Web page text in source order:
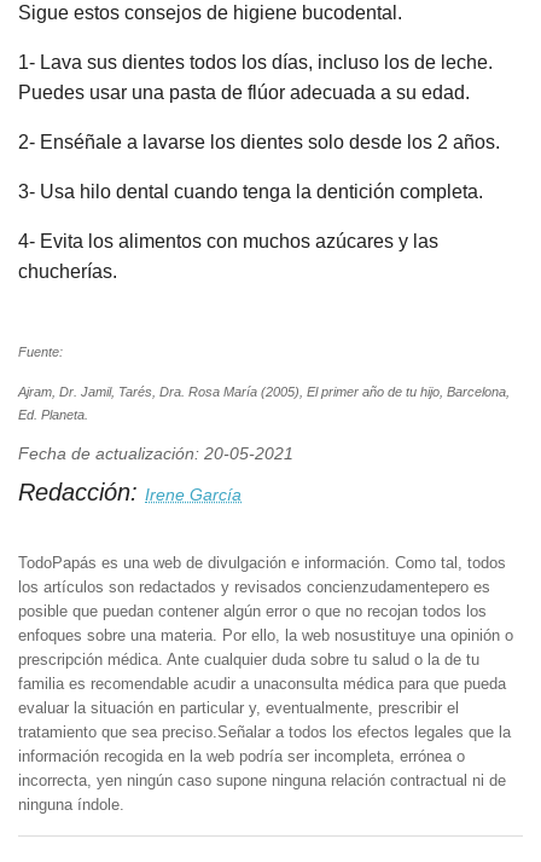
Sigue estos consejos de higiene bucodental.
1- Lava sus dientes todos los días, incluso los de leche.
Puedes usar una pasta de flúor adecuada a su edad.
2- Enséñale a lavarse los dientes solo desde los 2 años.
3- Usa hilo dental cuando tenga la dentición completa.
4- Evita los alimentos con muchos azúcares y las
chucherías.
Fuente:
Ajram, Dr. Jamil, Tarés, Dra. Rosa María (2005), El primer año de tu hijo, Barcelona,
Ed. Planeta.
Fecha de actualización: 20-05-2021
Redacción: Irene García
TodoPapás es una web de divulgación e información. Como tal, todos
los artículos son redactados y revisados concienzudamentepero es
posible que puedan contener algún error o que no recojan todos los
enfoques sobre una materia. Por ello, la web nosustituye una opinión o
prescripción médica. Ante cualquier duda sobre tu salud o la de tu
familia es recomendable acudir a unaconsulta médica para que pueda
evaluar la situación en particular y, eventualmente, prescribir el
tratamiento que sea preciso.Señalar a todos los efectos legales que la
información recogida en la web podría ser incompleta, errónea o
incorrecta, yen ningún caso supone ninguna relación contractual ni de
ninguna índole.